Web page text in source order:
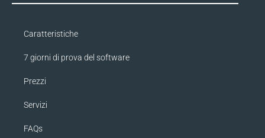
Caratteristiche
7 giorni di prova del software
Prezzi
Servizi
FAQs